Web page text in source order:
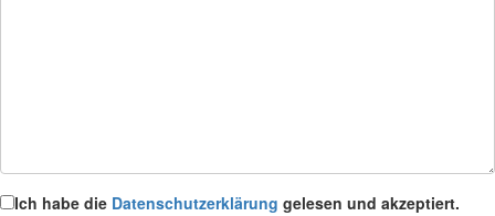
Ich habe die Datenschutzerklärung gelesen und akzeptiert.